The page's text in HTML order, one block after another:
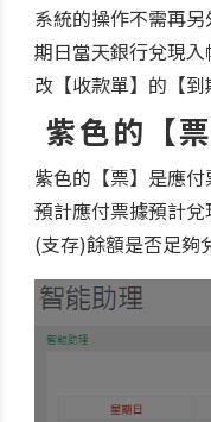
系統的操作不需再
期日當天銀行兌現
改【收款單】的【到
紫色的【票
紫色的【票】是應付
預計應付票據預計
(支存)餘額是否足夠